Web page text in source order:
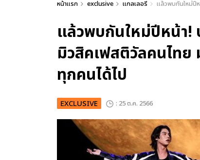
หน้าแรก exclusive แกลเลอรี แล้วพบกันใหม่ปี
แล้วพบกันใหม่ปีหน้า!
มิวสิคเฟสติวัลคนไทย
ทุกคนได้ไป
EXCLUSIVE : 25 ต.ค. 2566